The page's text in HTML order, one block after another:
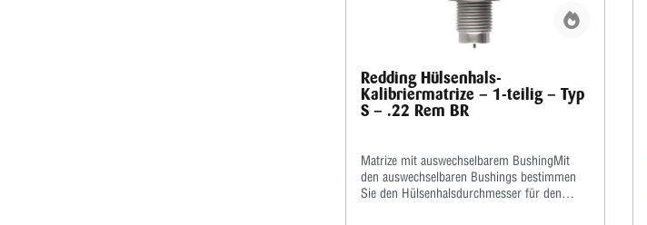
Redding Hülsenhals-
Kalibriermatrize – 1-teilig – Typ
S – .22 Rem BR
Matrize mit auswechselbarem BushingMit
den auswechselbaren Bushings bestimmen
Sie den Hülsenhalsdurchmesser für den